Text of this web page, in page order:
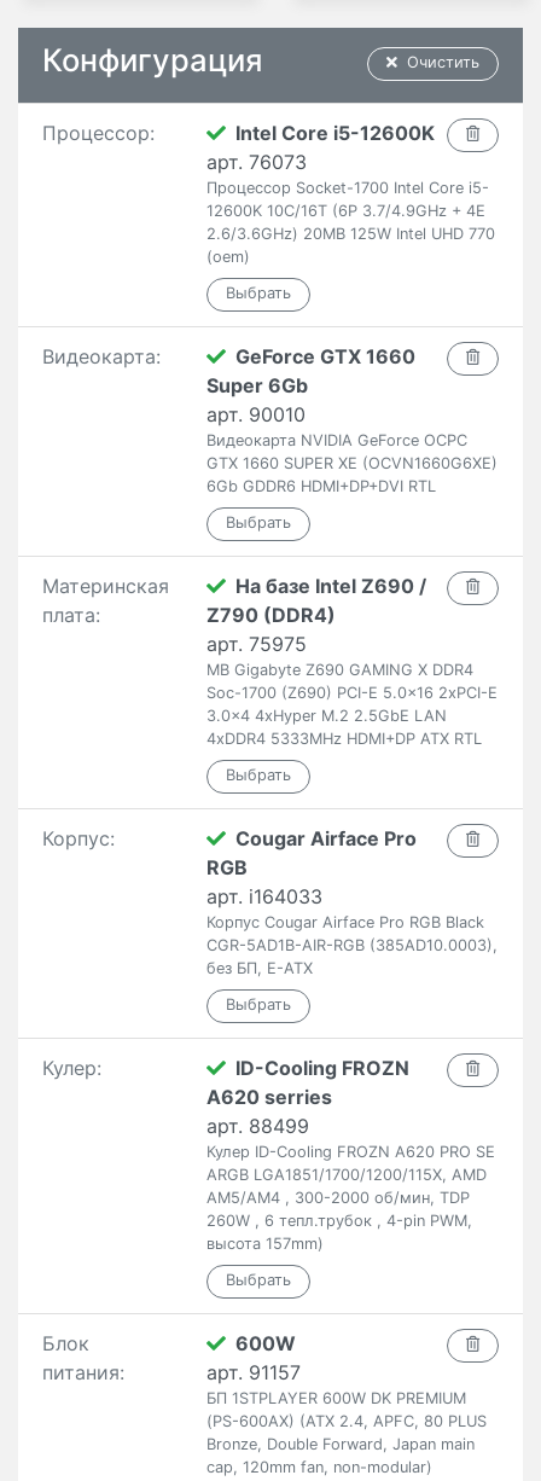
Очистить
Конфигурация
Процессор:
Intel Core i5-12600K
арт. 76073
Процессор Socket-1700 Intel Core i5-
12600K 10C/16T (6P 3.7/4.9GHz + 4E
2.6/3.6GHz) 20MB 125W Intel UHD 770
(oem)
Видеокарта:
GeForce GTX 1660
Super 6Gb
арт. 90010
Видеокарта NVIDIA GeForce OCPC
GTX 1660 SUPER XE (OCVN1660G6XE)
6Gb GDDR6 HDMI+DP+DVI RTL
Материнская
плата:
На базе Intel Z690 /
Z790 (DDR4)
арт. 75975
MB Gigabyte Z690 GAMING X DDR4
Soc-1700 (Z690) PCI-E 5.0x16 2xPCI-E
3.0x4 4xHyper M.2 2.5GbE LAN
4xDDR4 5333MHz HDMI+DP ATX RTL
Корпус:
Cougar Airface Pro
RGB
арт. i164033
Корпус Cougar Airface Pro RGB Black
CGR-5AD1B-AIR-RGB (385AD10.0003),
без БП, E-ATX
Кулер:
ID-Cooling FROZN
A620 serries
арт. 88499
Кулер ID-Cooling FROZN A620 PRO SE
ARGB LGA1851/1700/1200/115X, AMD
AM5/AM4 , 300-2000 об/мин, TDP
260W , 6 тепл.трубок , 4-pin PWM,
высота 157mm)
Блок
питания:
600W
арт. 91157
БП 1STPLAYER 600W DK PREMIUM
(PS-600AX) (ATX 2.4, APFC, 80 PLUS
Bronze, Double Forward, Japan main
cap, 120mm fan, non-modular)